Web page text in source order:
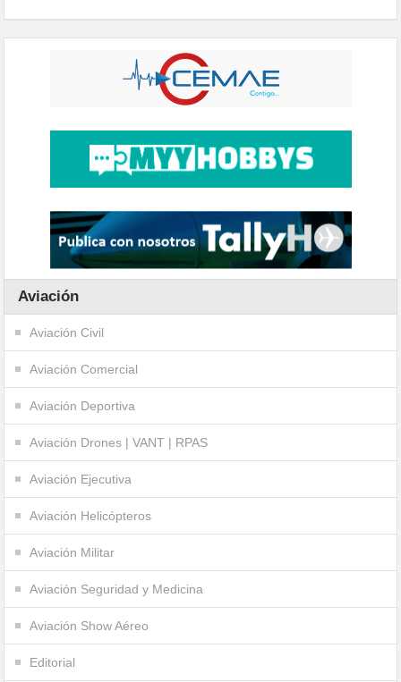
Aviación
Aviación Civil
Aviación Comercial
Aviación Deportiva
Aviación Drones | VANT | RPAS
Aviación Ejecutiva
Aviación Helicópteros
Aviación Militar
Aviación Seguridad y Medicina
Aviación Show Aéreo
Editorial